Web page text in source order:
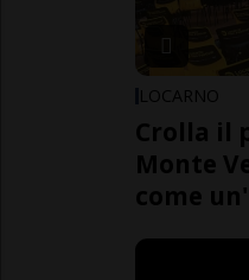
LOCARNO
Crolla il
Monte
come